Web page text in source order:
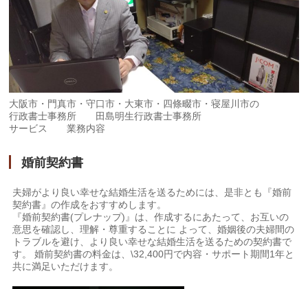
大阪市・門真市・守口市・大東市・四條畷市・寝屋川市の
行政書士事務所 田島明生行政書士事務所
サービス 業務内容
婚前契約書
夫婦がより良い幸せな結婚生活を送るためには、是非とも『婚前
契約書』の作成をおすすめします。
『婚前契約書(プレナップ)』は、作成するにあたって、お互いの
意思を確認し、理解・尊重することに よって、婚姻後の夫婦間の
トラブルを避け、より良い幸せな結婚生活を送るための契約書で
す。 婚前契約書の料金は、\32,400円で内容・サポート期間1年と
共に満足いただけます。